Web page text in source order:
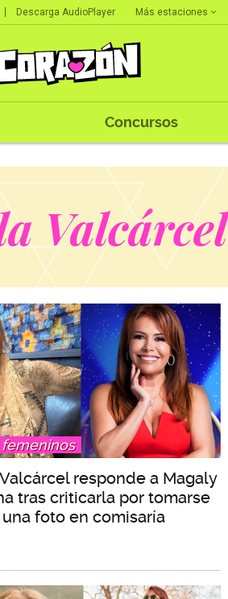
Descarga AudioPlayer Más estaciones
Concursos
Valcárcel
responde a Magaly
tras criticarla por tomarse
una foto en comisaría